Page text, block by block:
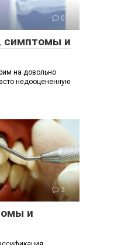
0
симптомы и
на довольно
недооцененную
2
и